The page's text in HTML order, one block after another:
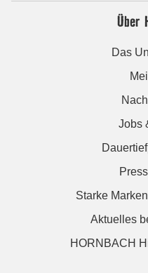
Über
Das
Jobs
Starke
Aktuelles
HORNBACH